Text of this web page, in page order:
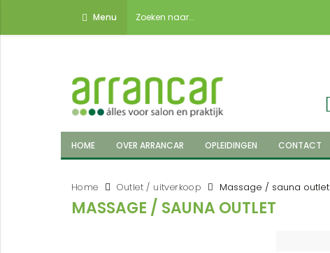
Menu
HOME OVER ARRANCAR OPLEIDINGEN CONTACT
Home Outlet / uitverkoop Massage / sauna outlet
MASSAGE / SAUNA OUTLET